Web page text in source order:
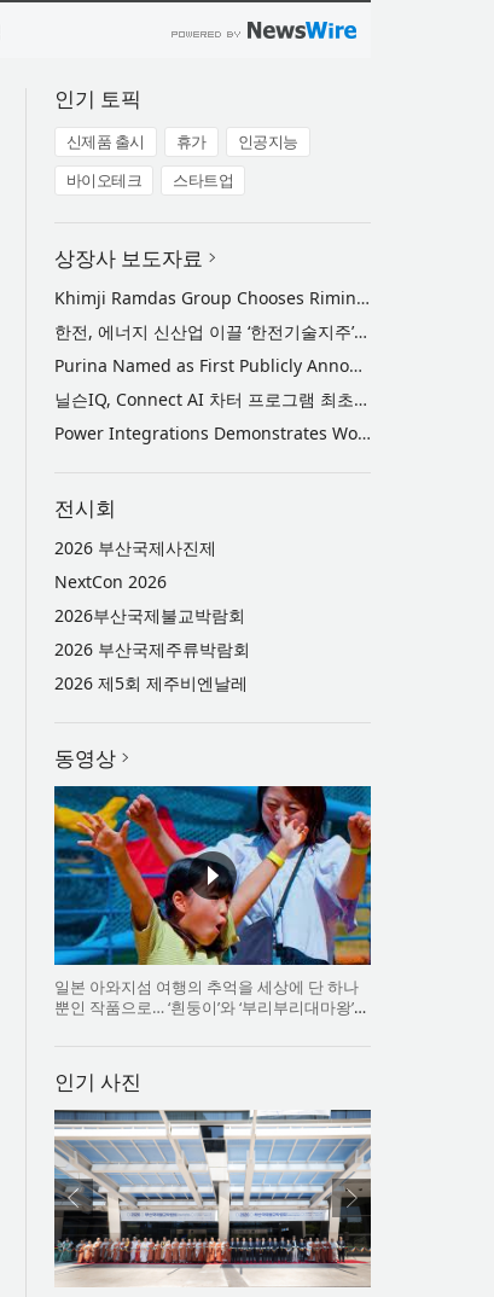
인기 토픽
신제품 출시 휴가
인공지능
바이오테크
스타트업
상장사 보도자료
Khimji Ramdas Group Chooses Rimini Street to Reduce SAP Support Costs, Protect 700+ Customizations and Reinvest Savings in Innovation
한전, 에너지 신산업 이끌 ‘한전기술지주’ 공식 출범
Purina Named as First Publicly Announced NIQ ConnectAI Charter Client
닐슨IQ, Connect AI 차터 프로그램 최초 고객사 ‘퓨리나’ 선정
Power Integrations Demonstrates World’s First 2200 V GaN Technology for Next-Era High-Voltage Power Systems
전시회
2026 부산국제사진제
NextCon 2026
2026부산국제불교박람회
2026 부산국제주류박람회
2026 제5회 제주비엔날레
동영상
일본 아와지섬 여행의 추억을 세상에 단 하나
뿐인 작품으로… ‘흰둥이’와 ‘부리부리대마왕’의
인기 사진